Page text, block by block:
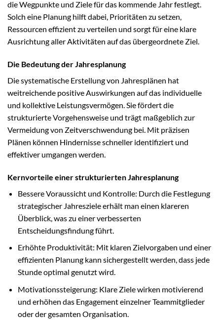
die Wegpunkte und Ziele für das kommende Jahr festlegt.
Solch eine Planung hilft dabei, Prioritäten zu setzen,
Ressourcen effizient zu verteilen und sorgt für eine klare
Ausrichtung aller Aktivitäten auf das übergeordnete Ziel.
Die Bedeutung der Jahresplanung
Die systematische Erstellung von Jahresplänen hat
weitreichende positive Auswirkungen auf das individuelle
und kollektive Leistungsvermögen. Sie fördert die
strukturierte Vorgehensweise und trägt maßgeblich zur
Vermeidung von Zeitverschwendung bei. Mit präzisen
Plänen können Hindernisse schneller identifiziert und
effektiver umgangen werden.
Kernvorteile einer strukturierten Jahresplanung
Bessere Voraussicht und Kontrolle: Durch die Festlegung
strategischer Jahresziele erhält man einen klareren
Überblick, was zu einer verbesserten
Entscheidungsfindung führt.
Erhöhte Produktivität: Mit klaren Zielvorgaben und einer
effizienten Planung kann sichergestellt werden, dass jede
Stunde optimal genutzt wird.
Motivationssteigerung: Klare Ziele wirken motivierend
und erhöhen das Engagement einzelner Teammitglieder
oder der gesamten Organisation.